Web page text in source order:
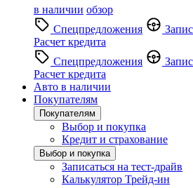
в наличии обзор
Спецпредложения
Расчет кредита
Спецпредложения
Расчет кредита
Авто в наличии
Покупателям
Покупателям
Выбор и покупка
Кредит и страхование
Выбор и покупка
Записаться на тест-драйв
Калькулятор Трейд-ин